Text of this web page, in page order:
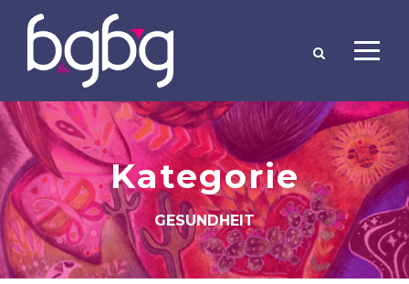
Kategorie
GESUNDHEIT